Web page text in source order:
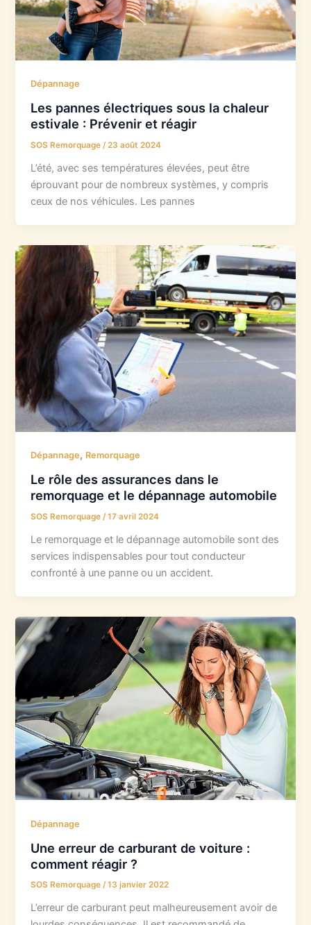
Dépannage
Les pannes électriques sous la chaleur
estivale : Prévenir et réagir
SOS Remorquage/23 août 2024
L’été, avec ses températures élevées, peut être
éprouvant pour de nombreux systèmes, y compris
ceux de nos véhicules. Les pannes
Dépannage, Remorquage
Le rôle des assurances dans le
remorquage et le dépannage automobile
SOS Remorquage/17 avril 2024
Le remorquage et le dépannage automobile sont des
services indispensables pour tout conducteur
confronté à une panne ou un accident.
Dépannage
Une erreur de carburant de voiture :
comment réagir ?
SOS Remorquage/13 janvier 2022
L’erreur de carburant peut malheureusement avoir de